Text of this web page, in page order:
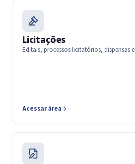
Licitações
Editais, processos licitatórios, dispensas
Acessar área